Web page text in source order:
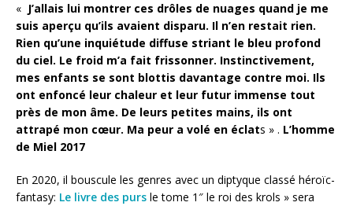
« J’allais lui montrer ces drôles de nuages quand je me
suis aperçu qu’ils avaient disparu. Il n’en restait rien.
Rien qu’une inquiétude diffuse striant le bleu profond
du ciel. Le froid m’a fait frissonner. Instinctivement,
mes enfants se sont blottis davantage contre moi. Ils
ont enfoncé leur chaleur et leur futur immense tout
près de mon âme. De leurs petites mains, ils ont
attrapé mon cœur. Ma peur a volé en éclats » . L’homme
de Miel 2017
En 2020, il bouscule les genres avec un diptyque classé héroïc-
fantasy: Le livre des purs le tome 1″ le roi des krols » sera